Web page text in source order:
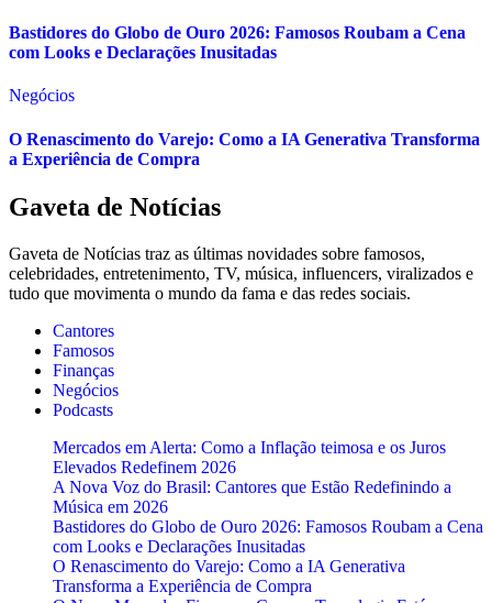
Bastidores do Globo de Ouro 2026: Famosos Roubam a Cena
com Looks e Declarações Inusitadas
Negócios
O Renascimento do Varejo: Como a IA Generativa Transforma
a Experiência de Compra
Gaveta de Notícias
Gaveta de Notícias traz as últimas novidades sobre famosos,
celebridades, entretenimento, TV, música, influencers, viralizados e
tudo que movimenta o mundo da fama e das redes sociais.
Cantores
Famosos
Finanças
Negócios
Podcasts
Mercados em Alerta: Como a Inflação teimosa e os Juros
Elevados Redefinem 2026
A Nova Voz do Brasil: Cantores que Estão Redefinindo a
Música em 2026
Bastidores do Globo de Ouro 2026: Famosos Roubam a Cena
com Looks e Declarações Inusitadas
O Renascimento do Varejo: Como a IA Generativa
Transforma a Experiência de Compra